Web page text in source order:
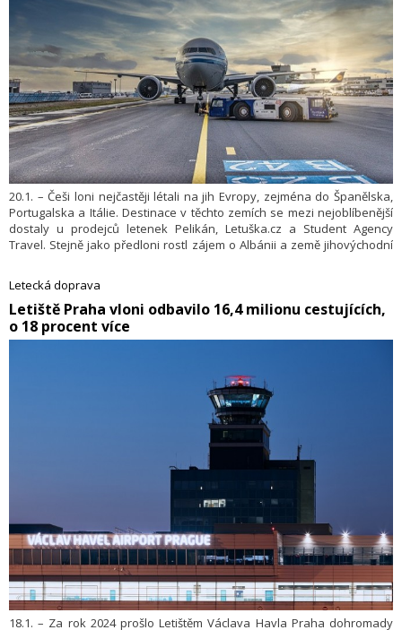
20.1. – Češi loni nejčastěji létali na jih Evropy, zejména do Španělska,
Portugalska a Itálie. Destinace v těchto zemích se mezi nejoblíbenější
dostaly u prodejců letenek Pelikán, Letuška.cz a Student Agency
Travel. Stejně jako předloni rostl zájem o Albánii a země jihovýchodní
letenky loni častěji pojišťovali. Prodejce Pelikán také zaznamenal
meziročně o 45 procent více rezervací přes mobilní aplikaci.
Letecká doprava
​Letiště Praha vloni odbavilo 16,4 milionu cestujících,
o 18 procent více
18.1. – Za rok 2024 prošlo Letištěm Václava Havla Praha dohromady